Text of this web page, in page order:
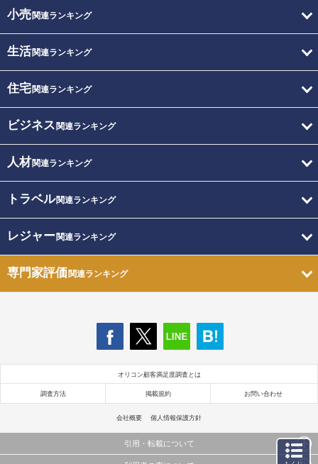
小売関連ランキング
生活関連ランキング
住宅関連ランキング
ビジネス 関連ランキング
人材関連ランキング
トラベル関連ランキング
レジャー関連ランキング
専門家評価関連ランキング
オリコン顧客満足度調査とは
調査方法 掲載規約 お問い合わせ
会社概要 個人情報保護方針
引用・転載について